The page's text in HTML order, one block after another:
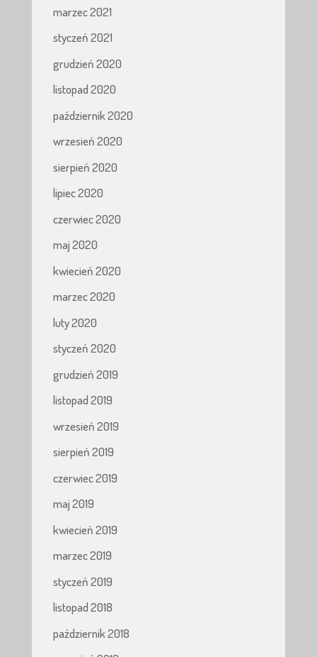
marzec 2021
styczeń 2021
grudzień 2020
listopad 2020
październik 2020
wrzesień 2020
sierpień 2020
lipiec 2020
czerwiec 2020
maj 2020
kwiecień 2020
marzec 2020
luty 2020
styczeń 2020
grudzień 2019
listopad 2019
wrzesień 2019
sierpień 2019
czerwiec 2019
maj 2019
kwiecień 2019
marzec 2019
styczeń 2019
listopad 2018
październik 2018